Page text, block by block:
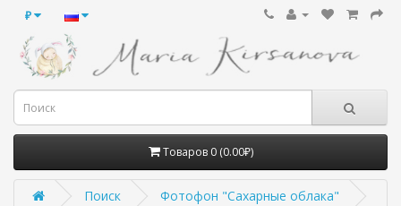
₽
Товаров 0 (0.00₽)
Поиск Фотофон "Сахарные облака"